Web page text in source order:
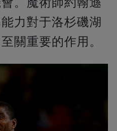
力對于洛杉磯湖
關重要的作用。